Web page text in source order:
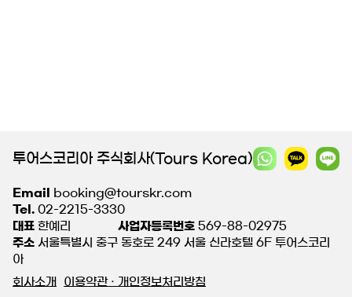
투어스코리아 주식회사(Tours Korea)
Email
booking@tourskr.com
Tel. 02-2215-3330
대표 한예리 사업자등록번호 569-88-02975
주소 서울특별시 중구 동호로 249 서울 신라호텔 6F 투어스코리
아
회사소개
이용약관 · 개인정보처리방침